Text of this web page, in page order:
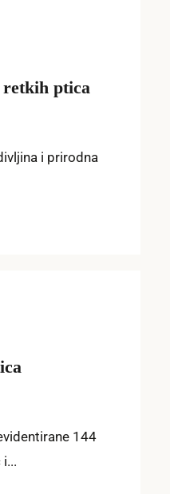
retkih ptica
i prirodna
144